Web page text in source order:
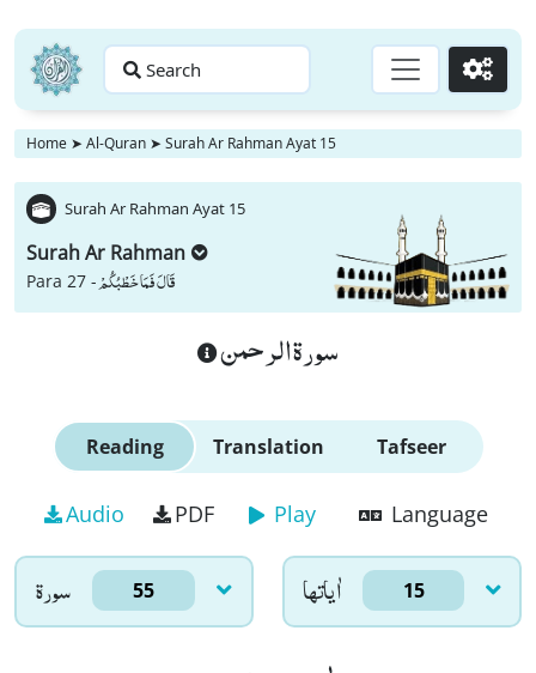
Search Go
Home ➤ Al-Quran ➤ Surah Ar Rahman Ayat 15
Surah Ar Rahman Ayat 15
Surah Ar Rahman
Para 27 -قَالَ فَمَا خَطْبُكُمْ
سورة الرحمن
Reading Translation Tafseer
Audio PDF Play Language
سورۃ 55 اٰياتها 15